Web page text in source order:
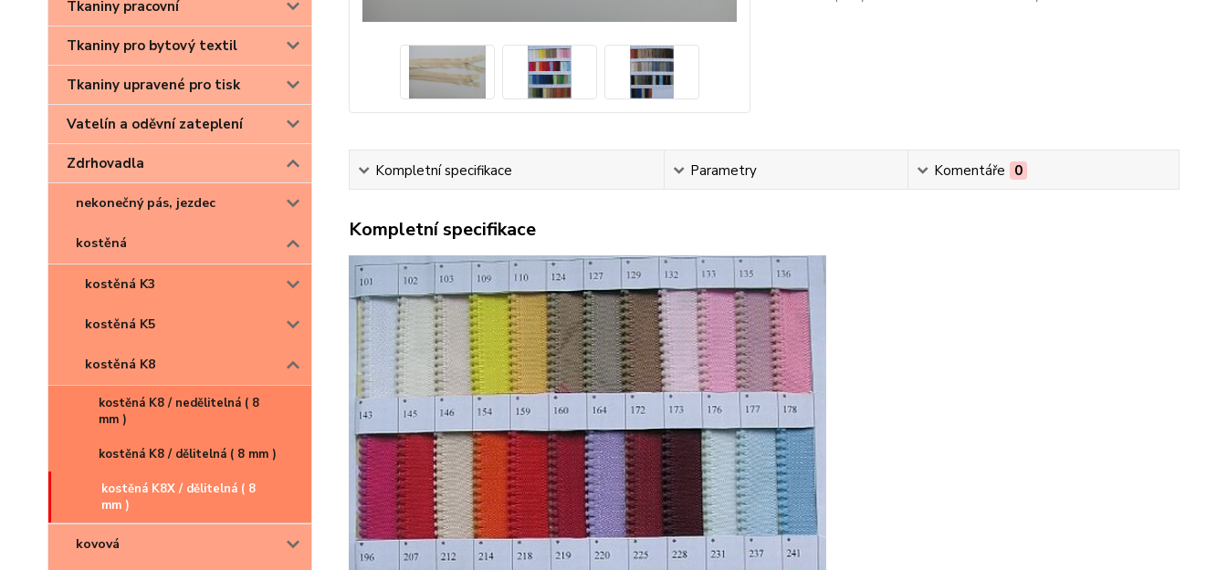
Tkaniny pracovní
Tkaniny pro bytový textil
Tkaniny upravené pro tisk
Vatelín a oděvní zateplení
Zdrhovadla
nekonečný pás, jezdec
kostěná
kostěná K3
kostěná K5
kostěná K8
kostěná K8 / nedělitelná ( 8
mm )
kostěná K8 / dělitelná ( 8 mm )
kostěná K8X / dělitelná ( 8
mm )
kovová
Kompletní specifikace Parametry Komentáře 0
Kompletní specifikace